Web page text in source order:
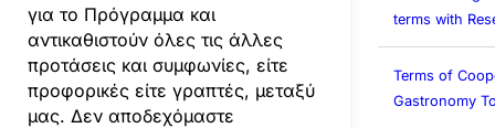
για το Πρόγραμμα και
αντικαθιστούν όλες τις άλλες
προτάσεις και συμφωνίες, είτε
προφορικές είτε γραπτές, μεταξύ
μας. Δεν αποδεχόμαστε
terms with
Terms of
Gastronomy